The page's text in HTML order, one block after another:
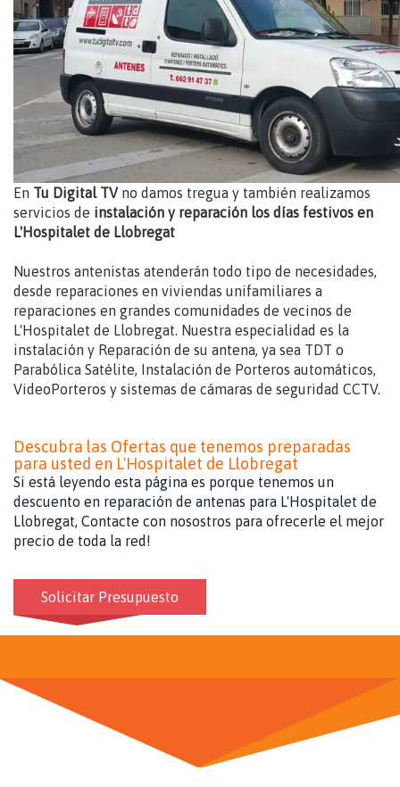
En Tu Digital TVno damos tregua y también realizamos
servicios de instalación y reparación los días festivos en
L'Hospitalet de Llobregat
Nuestros antenistas atenderán todo tipo de necesidades,
desde reparaciones en viviendas unifamiliares a
reparaciones en grandes comunidades de vecinos de
L'Hospitalet de Llobregat. Nuestra especialidad es la
instalación y Reparación de su antena, ya sea TDT o
Parabólica Satélite, Instalación de Porteros automáticos,
VideoPorteros y sistemas de cámaras de seguridad CCTV.
Descubra las Ofertas que tenemos preparadas
para usted en L'Hospitalet de Llobregat
Si está leyendo esta página es porque tenemos un
descuento en reparación de antenas para L'Hospitalet de
Llobregat, Contacte con nosostros para ofrecerle el mejor
precio de toda la red!
Solicitar Presupuesto